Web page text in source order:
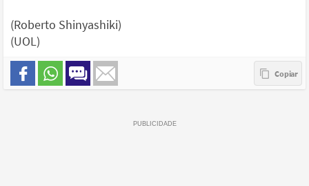
(Roberto Shinyashiki)
(UOL)